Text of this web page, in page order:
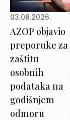
03.08.2026.
AZOP objavio
preporuke za
zaštitu
osobnih
podataka na
godišnjem
odmoru